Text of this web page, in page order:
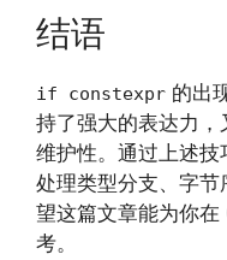
结语
if constexpr 的出
持了强大的表达力
维护性。通过上述
处理类型分支、字
望这篇文章能为你
考。